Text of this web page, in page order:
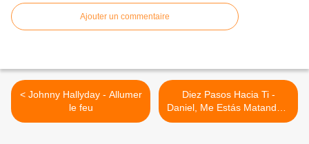
Ajouter un commentaire
< Johnny Hallyday - Allumer
le feu
Diez Pasos Hacia Ti -
Daniel, Me Estás Matando y
Alex Ferreira >